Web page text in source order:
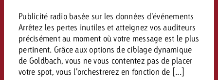
Publicité radio basée sur les données d'événements
Arrêtez les pertes inutiles et atteignez vos auditeurs
précisément au moment où votre message est le plus
pertinent. Grâce aux options de ciblage dynamique
de Goldbach, vous ne vous contentez pas de placer
votre spot, vous l'orchestrerez en fonction de [...]